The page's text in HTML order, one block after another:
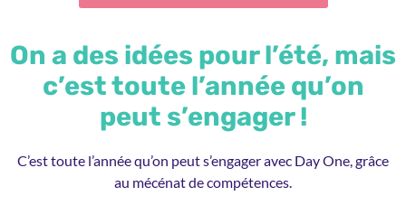
On a des idées pour l’été, mais
c’est toute l’année qu’on
peut s’engager !
C’est toute l’année qu’on peut s’engager avec Day One, grâce
au mécénat de compétences.